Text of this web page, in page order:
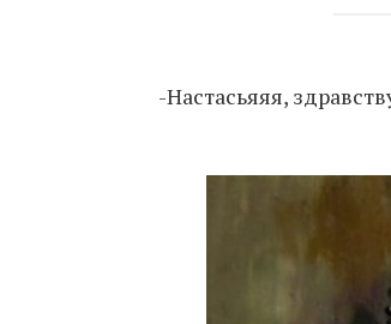
-Настасьяяя,